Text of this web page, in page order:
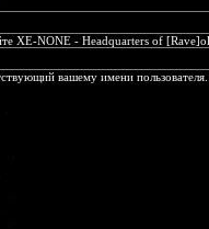
XE-NONE - Headquarters of
вашему имени пользователя.